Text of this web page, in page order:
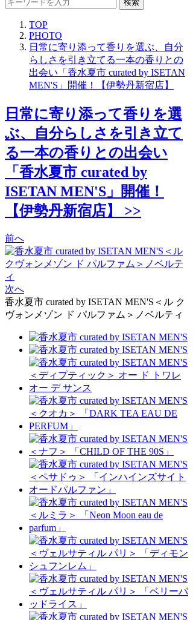
検索
TOP
PHOTO
日常に寄り添って香りを選ぶ、自分
らしさを引き立てる一本の香りとの
出会い「香水夏市 curated by ISETAN
MEN'S」開催！【伊勢丹新宿店】
日常に寄り添って香りを選
ぶ、自分らしさを引き立て
る一本の香りとの出会い
「香水夏市 curated by
ISETAN MEN'S」開催！
【伊勢丹新宿店】 >>
前へ
次へ
香水夏市 curated by ISETAN MEN'S＜ル ク
ヴォンメゾン ド パルファム＞ノベルティ